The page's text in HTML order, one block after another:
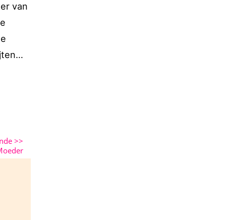
van
>>